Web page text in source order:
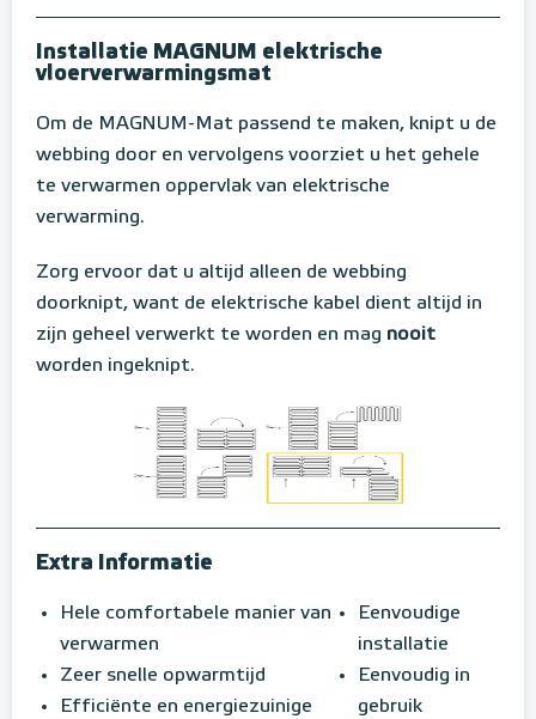
Installatie MAGNUM elektrische
vloerverwarmingsmat
Om de MAGNUM-Mat passend te maken, knipt u de
webbing door en vervolgens voorziet u het gehele
te verwarmen oppervlak van elektrische
verwarming.
Zorg ervoor dat u altijd alleen de webbing
doorknipt, want de elektrische kabel dient altijd in
zijn geheel verwerkt te worden en mag nooit
worden ingeknipt.
Extra Informatie
Hele comfortabele manier van
verwarmen
Zeer snelle opwarmtijd
Efficiënte en energiezuinige
Eenvoudige
installatie
Eenvoudig in
gebruik